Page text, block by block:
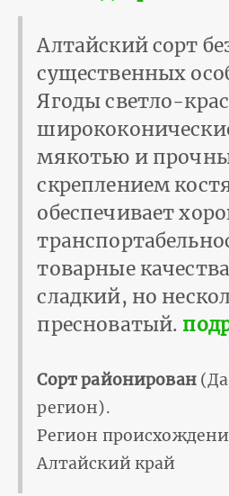
Алтайский сорт
существенных
Ягоды светло-
мякотью и
скреплением
обеспечивает
товарные
сладкий, но
пресноватый.
Сорт районирован
регион).
Регион
Алтайский край